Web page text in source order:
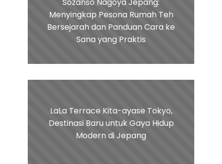
Menyingkap Pesona Rumah Teh
Bersejarah dan Panduan Cara ke
Sana yang Praktis
LaLa Terrace Kita-ayase Tokyo,
Destinasi Baru untuk Gaya Hidup
Modern di Jepang